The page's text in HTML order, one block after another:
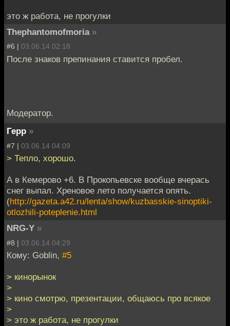
это ж работа, не прогулки
Thephantomofmoria »
#6 | 03.06.14 02:18
После знаков препинания ставится пробел.
Модератор.
Герр »
#7 | 03.06.14 04:09
> Тепло, хорошо.
А в Кемерово +6. В Прокопьевске вообще вчерась
снег выпал. Хреновое лето получается опять.
(http://gazeta.a42.ru/lenta/show/kuzbasskie-sinoptiki-
otlozhili-poteplenie.html
NRG-Y »
#8 | 03.06.14 04:29
Кому: Goblin, #5
> кинорынок
>
> кино смотрю, презентации, общаюсь про всякое
>
> это ж работа, не прогулки